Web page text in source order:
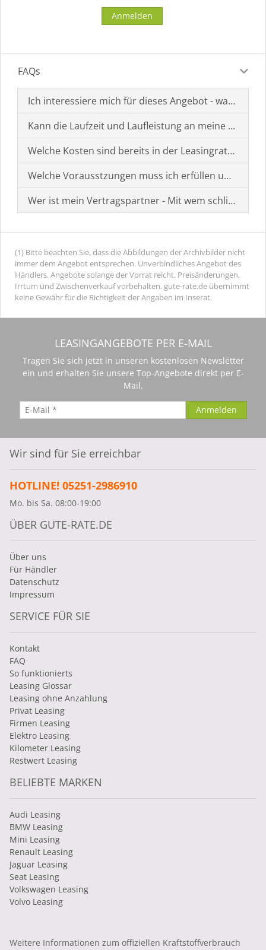
FAQs
Ich interessiere mich für dieses Angebot - was muss
Kann die Laufzeit und Laufleistung an meine
Welche Kosten sind bereits in der Leasingrate
Welche Vorausstzungen muss ich erfüllen um einen
Wer ist mein Vertragspartner - Mit wem schließe ich
(1) Bitte beachten Sie, dass die Abbildungen der Archivbilder nicht
immer dem Angebot entsprechen. Unverbindliches Angebot des
Händlers. Angebote solange der Vorrat reicht. Preisänderungen,
Irrtum und Zwischenverkauf vorbehalten. gute-rate.de übernimmt
keine Gewähr für die Richtigkeit der Angaben im Inserat.
LEASINGANGEBOTE PER E-MAIL
Tragen Sie sich jetzt in unseren kostenlosen Newsletter
ein und erhalten Sie unsere Top-Angebote direkt per E-
Mail.
Wir sind für Sie erreichbar
HOTLINE! 05251-2986910
Mo. bis Sa. 08:00-19:00
ÜBER GUTE-RATE.DE
Über uns
Für Händler
Datenschutz
Impressum
SERVICE FÜR SIE
Kontakt
FAQ
So funktionierts
Leasing Glossar
Leasing ohne Anzahlung
Privat Leasing
Firmen Leasing
Elektro Leasing
Kilometer Leasing
Restwert Leasing
BELIEBTE MARKEN
Audi Leasing
BMW Leasing
Mini Leasing
Renault Leasing
Jaguar Leasing
Seat Leasing
Volkswagen Leasing
Volvo Leasing
Weitere Informationen zum offiziellen Kraftstoffverbrauch